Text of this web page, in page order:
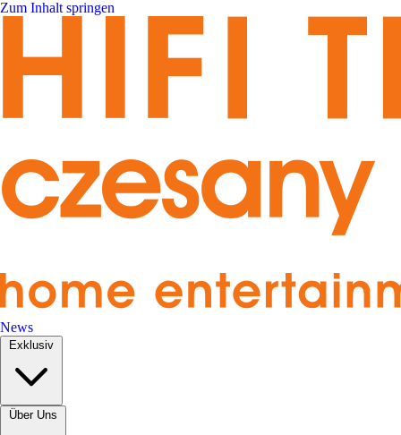
Zum Inhalt springen
News
Exklusiv
Über Uns